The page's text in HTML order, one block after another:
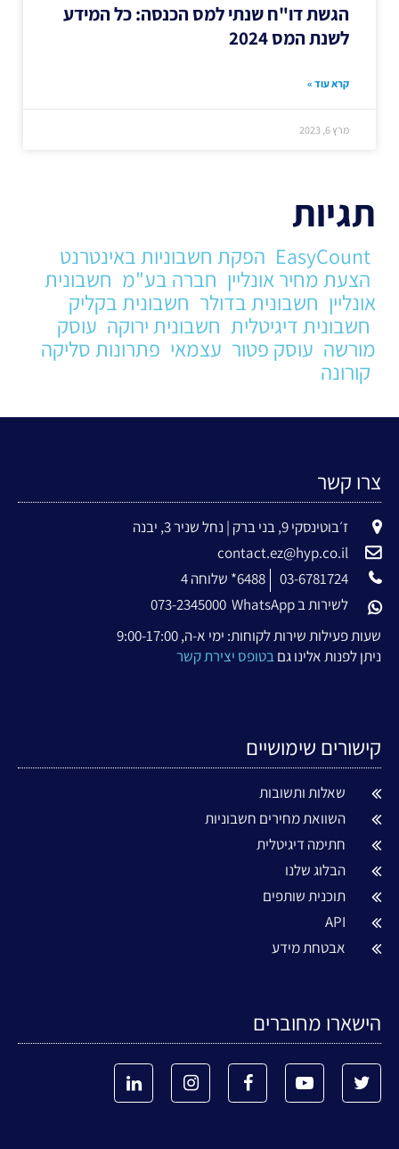
הגשת דו"ח שנתי למס הכנסה: כל המידע
לשנת המס 2024
קרא עוד »
מרץ 6, 2023
תגיות
EasyCount הפקת חשבוניות באינטרנט
הצעת מחיר אונליין חברה בע"מ חשבונית
אונליין חשבונית בדולר חשבונית בקליק
חשבונית דיגיטלית חשבונית ירוקה עוסק
מורשה עוסק פטור עצמאי פתרונות סליקה
קורונה
צרו קשר
ז׳בוטינסקי 9, בני ברק | נחל שניר 3, יבנה
contact.ez@hyp.co.il
03-6781724
6488* שלוחה 4
לשירות ב WhatsApp
073-2345000
שעות פעילות שירות לקוחות: ימי א-ה, 9:00-17:00
ניתן לפנות אלינו גםבטופס יצירת קשר
קישורים שימושיים
שאלות ותשובות
השוואת מחירים חשבוניות
חתימה דיגיטלית
הבלוג שלנו
תוכנית שותפים
API
אבטחת מידע
הישארו מחוברים